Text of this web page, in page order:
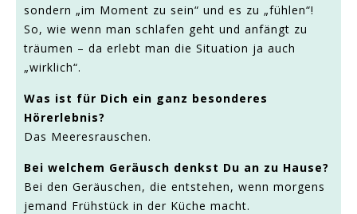
sondern „im Moment zu sein“ und es zu „fühlen“!
So, wie wenn man schlafen geht und anfängt zu
träumen – da erlebt man die Situation ja auch
„wirklich“.
Was ist für Dich ein ganz besonderes
Hörerlebnis?
Das Meeresrauschen.
Bei welchem Geräusch denkst Du an zu Hause?
Bei den Geräuschen, die entstehen, wenn morgens
jemand Frühstück in der Küche macht.